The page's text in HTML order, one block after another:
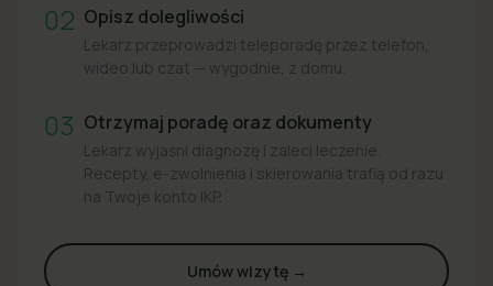
02 Opisz dolegliwości
Lekarz przeprowadzi teleporadę przez telefon,
wideo lub czat — wygodnie, z domu.
03 Otrzymaj poradę oraz dokumenty
Lekarz wyjaśni diagnozę i zaleci leczenie.
Recepty, e-zwolnienia i skierowania trafią od razu
na Twoje konto IKP.
Umów wizytę →